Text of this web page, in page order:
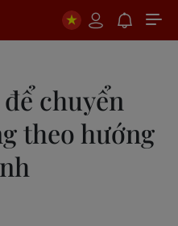
chuyển
theo hướng